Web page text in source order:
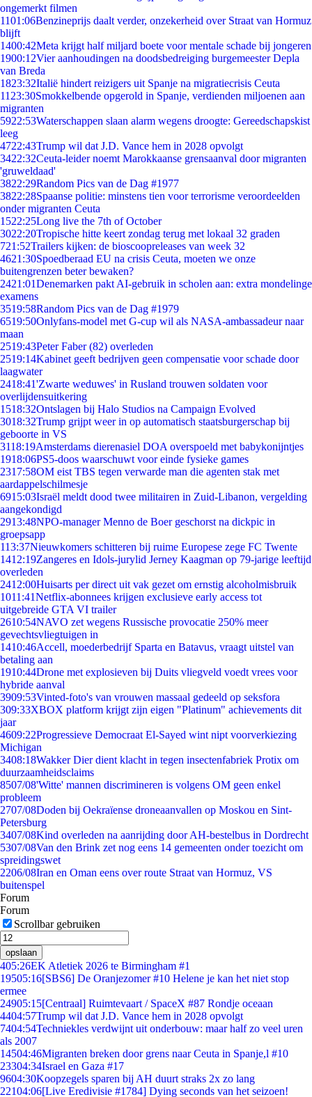
ongemerkt filmen
1101:06Benzineprijs daalt verder, onzekerheid over Straat van Hormuz
blijft
1400:42Meta krijgt half miljard boete voor mentale schade bij jongeren
1900:12Vier aanhoudingen na doodsbedreiging burgemeester Depla
van Breda
1823:32Italië hindert reizigers uit Spanje na migratiecrisis Ceuta
11 23:30Smokkelbende opgerold in Spanje, verdienden miljoenen aan
migranten
5922:53Waterschappen slaan alarm wegens droogte: Gereedschapskist
leeg
4722:43Trump wil dat J.D. Vance hem in 2028 opvolgt
3422:32Ceuta-leider noemt Marokkaanse grensaanval door migranten
'gruweldaad'
3822:29Random Pics van de Dag #1977
3822:28Spaanse politie: minstens tien voor terrorisme veroordeelden
onder migranten Ceuta
1522:25Long live the 7th of October
3022:20Tropische hitte keert zondag terug met lokaal 32 graden
721:52Trailers kijken: de bioscoopreleases van week 32
4621:30Spoedberaad EU na crisis Ceuta, moeten we onze
buitengrenzen beter bewaken?
2421:01Denemarken pakt AI-gebruik in scholen aan: extra mondelinge
examens
3519:58Random Pics van de Dag #1979
6519:50Onlyfans-model met G-cup wil als NASA-ambassadeur naar
maan
2519:43Peter Faber (82) overleden
2519:14Kabinet geeft bedrijven geen compensatie voor schade door
laagwater
2418:41'Zwarte weduwes' in Rusland trouwen soldaten voor
overlijdensuitkering
1518:32Ontslagen bij Halo Studios na Campaign Evolved
3018:32Trump grijpt weer in op automatisch staatsburgerschap bij
geboorte in VS
3118:19Amsterdams dierenasiel DOA overspoeld met babykonijntjes
1918:06PS5-doos waarschuwt voor einde fysieke games
2317:58OM eist TBS tegen verwarde man die agenten stak met
aardappelschilmesje
6915:03Israël meldt dood twee militairen in Zuid-Libanon, vergelding
aangekondigd
2913:48NPO-manager Menno de Boer geschorst na dickpic in
groepsapp
113:37Nieuwkomers schitteren bij ruime Europese zege FC Twente
1412:19Zangeres en Idols-jurylid Jerney Kaagman op 79-jarige leeftijd
overleden
2412:00Huisarts per direct uit vak gezet om ernstig alcoholmisbruik
1011:41Netflix-abonnees krijgen exclusieve early access tot
uitgebreide GTA VI trailer
2610:54NAVO zet wegens Russische provocatie 250% meer
gevechtsvliegtuigen in
1410:46Accell, moederbedrijf Sparta en Batavus, vraagt uitstel van
betaling aan
1910:44Drone met explosieven bij Duits vliegveld voedt vrees voor
hybride aanval
3909:53Vinted-foto's van vrouwen massaal gedeeld op seksfora
309:33XBOX platform krijgt zijn eigen "Platinum" achievements dit
jaar
4609:22Progressieve Democraat El-Sayed wint nipt voorverkiezing
Michigan
3408:18Wakker Dier dient klacht in tegen insectenfabriek Protix om
duurzaamheidsclaims
8507/08'Witte' mannen discrimineren is volgens OM geen enkel
probleem
2707/08Doden bij Oekraïense droneaanvallen op Moskou en Sint-
Petersburg
3407/08Kind overleden na aanrijding door AH-bestelbus in Dordrecht
5307/08Van den Brink zet nog eens 14 gemeenten onder toezicht om
spreidingswet
2206/08Iran en Oman eens over route Straat van Hormuz, VS
buitenspel
Forum
Forum
Scrollbar gebruiken
opslaan
405:26EK Atletiek 2026 te Birmingham #1
19505:16[SBS6] De Oranjezomer #10 Helene je kan het niet stop
ermee
24905:15[Centraal] Ruimtevaart / SpaceX #87 Rondje oceaan
4404:57Trump wil dat J.D. Vance hem in 2028 opvolgt
7404:54Techniekles verdwijnt uit onderbouw: maar half zo veel uren
als 2007
14504:46Migranten breken door grens naar Ceuta in Spanje,l #10
23304:34Israel en Gaza #17
9604:30Koopzegels sparen bij AH duurt straks 2x zo lang
22104:06[Live Eredivisie #1784] Dying seconds van het seizoen!